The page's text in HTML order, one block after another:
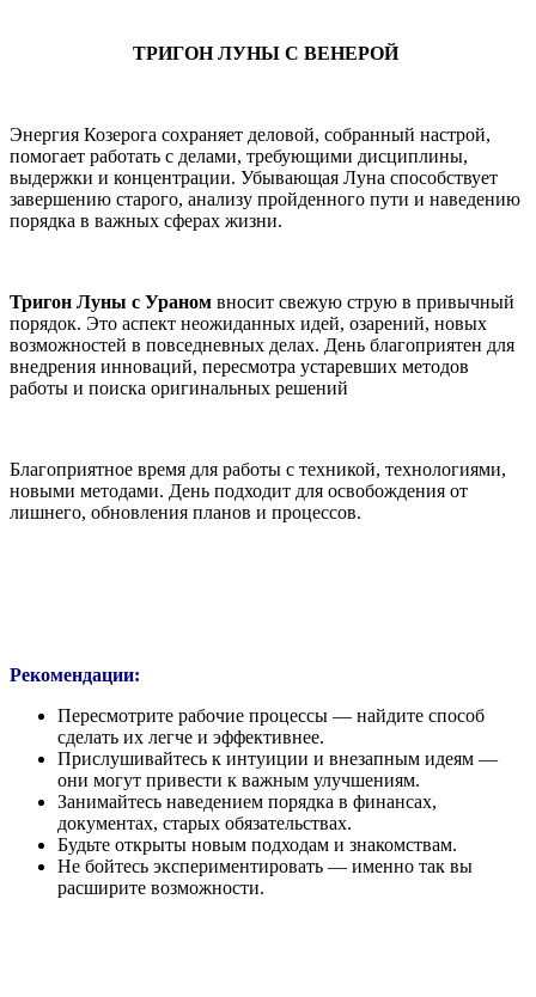
ТРИГОН ЛУНЫ С ВЕНЕРОЙ
Энергия Козерога сохраняет деловой, собранный настрой,
помогает работать с делами, требующими дисциплины,
выдержки и концентрации. Убывающая Луна способствует
завершению старого, анализу пройденного пути и наведению
порядка в важных сферах жизни.
Тригон Луны с Ураном вносит свежую струю в привычный
порядок. Это аспект неожиданных идей, озарений, новых
возможностей в повседневных делах. День благоприятен для
внедрения инноваций, пересмотра устаревших методов
работы и поиска оригинальных решений
Благоприятное время для работы с техникой, технологиями,
новыми методами. День подходит для освобождения от
лишнего, обновления планов и процессов.
Рекомендации:
Пересмотрите рабочие процессы — найдите способ
сделать их легче и эффективнее.
Прислушивайтесь к интуиции и внезапным идеям —
они могут привести к важным улучшениям.
Занимайтесь наведением порядка в финансах,
документах, старых обязательствах.
Будьте открыты новым подходам и знакомствам.
Не бойтесь экспериментировать — именно так вы
расширите возможности.